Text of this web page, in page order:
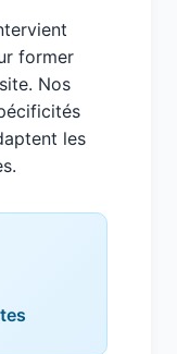
former
Nos
les